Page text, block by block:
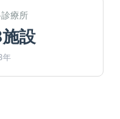
療所
設
年